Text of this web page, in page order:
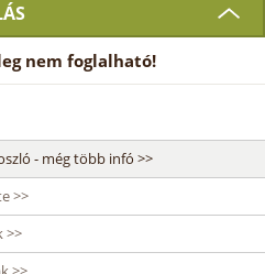
nem foglalható!
- még több infó >>
>>
>>